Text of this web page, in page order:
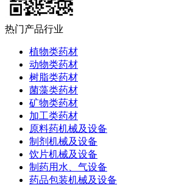
热门产品行业
植物类药材
动物类药材
树脂类药材
菌藻类药材
矿物类药材
加工类药材
原料药机械及设备
制剂机械及设备
饮片机械及设备
制药用水、气设备
药品包装机械及设备